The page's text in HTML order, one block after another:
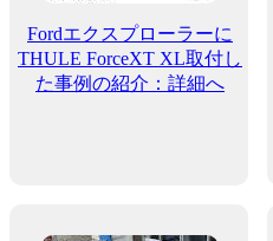
Fordエクスプローラーに
THULE ForceXT XL取付し
た事例の紹介：詳細へ